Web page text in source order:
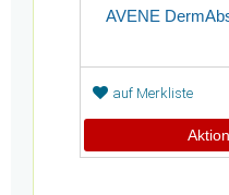
AVENE
auf Merkliste